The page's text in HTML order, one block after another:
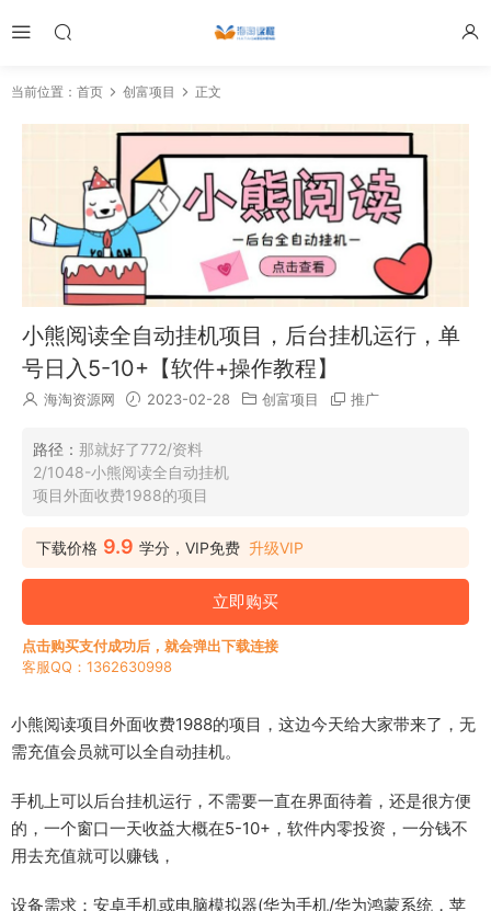
当前位置： 首页 创富项目 正文
小熊阅读全自动挂机项目，后台挂机运行，单
号日入5-10+【软件+操作教程】
海淘资源网 2023-02-28 创富项目 推广
路径： 那就好了772/资料
2/1048-小熊阅读全自动挂机
项目外面收费1988的项目
下载价格 9.9 学分，VIP免费 升级VIP
立即购买
点击购买支付成功后，就会弹出下载连接
客服QQ：1362630998
小熊阅读项目外面收费1988的项目，这边今天给大家带来了，无
需充值会员就可以全自动挂机。
手机上可以后台挂机运行，不需要一直在界面待着，还是很方便
的，一个窗口一天收益大概在5-10+，软件内零投资，一分钱不
用去充值就可以赚钱，
设备需求：安卓手机或电脑模拟器(华为手机/华为鸿蒙系统，苹